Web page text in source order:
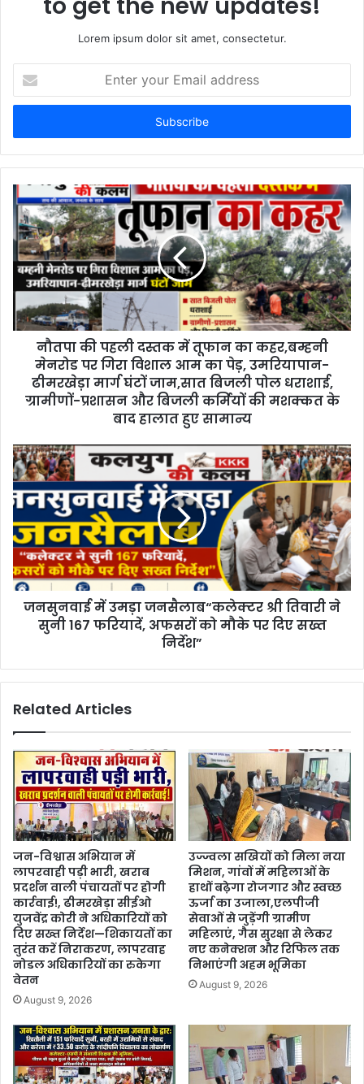
Lorem ipsum dolor sit amet, consectetur.
t
r
y
u
r
E
m
a
l
a
d
नौतपा की पहली दस्तक में तूफान का कहर,बम्हनी
मेनरोड पर गिरा विशाल आम का पेड़, उमरियापान-
ढीमरखेड़ा मार्ग घंटों जाम,सात बिजली पोल धराशाई,
ग्रामीणों-प्रशासन और बिजली कर्मियों की मशक्कत के
बाद हालात हुए सामान्य
जनसुनवाई में उमड़ा जनसैलाब“कलेक्टर श्री तिवारी ने
सुनी 167 फरियादें, अफसरों को मौके पर दिए सख्त
निर्देश”
Related Articles
जन-विश्वास अभियान में
लापरवाही पड़ी भारी, खराब
प्रदर्शन वाली पंचायतों पर होगी
कार्रवाई!, ढीमरखेड़ा सीईओ
युजवेंद्र कोरी ने अधिकारियों को
दिए सख्त निर्देश—शिकायतों का
तुरंत करें निराकरण, लापरवाह
नोडल अधिकारियों का रुकेगा
वेतन
August 9, 2026
उज्ज्वला सखियों को मिला नया
मिशन, गांवों में महिलाओं के
हाथों बढ़ेगा रोजगार और स्वच्छ
ऊर्जा का उजाला,एलपीजी
सेवाओं से जुड़ेंगी ग्रामीण
महिलाएं, गैस सुरक्षा से लेकर
नए कनेक्शन और रिफिल तक
निभाएंगी अहम भूमिका
August 9, 2026